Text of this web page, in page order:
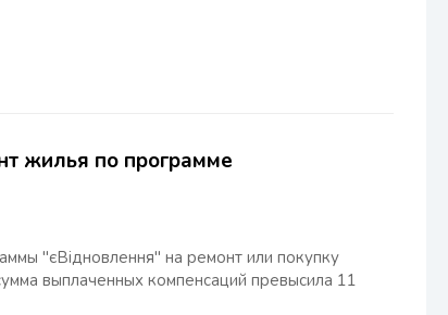
жилья по программе
"єВідновлення" на ремонт или покупку
выплаченных компенсаций превысила 11